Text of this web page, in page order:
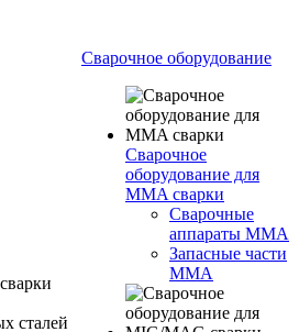
Сварочное оборудование
Сварочное
оборудование для
MMA сварки
Сварочные
аппараты MMA
Запасные части
MMA